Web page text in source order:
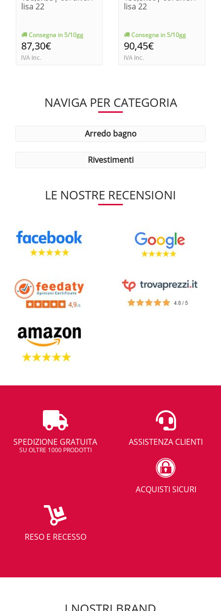
lisa 22
Consegna in 5/10gg
87,30€
IVA Inc.
lisa 22
Consegna in 5/10gg
90,45€
IVA Inc.
NAVIGA PER CATEGORIA
arredo bagno
rivestimenti
LE NOSTRE RECENSIONI
SPEDIZIONE GRATUITA
SU OLTRE 1000 PRODOTTI
ASSISTENZA CLIENTI
ACQUISTI SICURI
RESO E RECESSO